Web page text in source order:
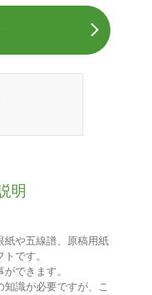
明
紙や五線譜、原稿用紙
です。
できます。
識が必要ですが、こ